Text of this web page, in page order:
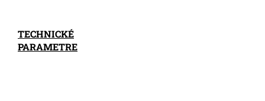
TECHNICKÉ
PARAMETRE